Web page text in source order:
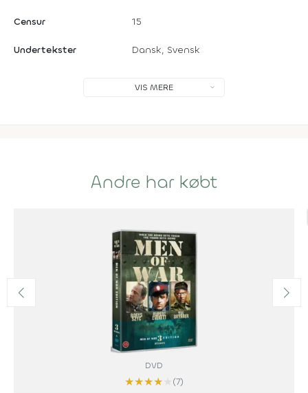
Censur 15
Undertekster Dansk, Svensk
VIS MERE
Andre har købt
DVD
★★★★
(7)